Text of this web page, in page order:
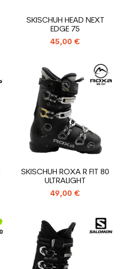
SKISCHUH HEAD NEXT
EDGE 75
45,00 €
SKISCHUH ROXA R FIT 80
ULTRALIGHT
49,00 €